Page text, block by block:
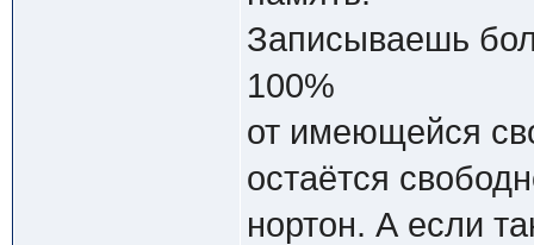
Записываешь
100%
от имеющейся
остаётся
нортон. А если